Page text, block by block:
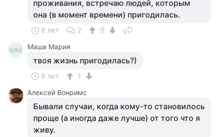
проживания, встречаю людей, которым
она (в момент времени) пригодилась.
8 лет 2 0
ММ Маша Мария
твоя жизнь пригодилась?)
8 лет
1
Алексей Вонримс
Бывали случаи, когда кому-то становилось
проще (а иногда даже лучше) от того что я
живу.